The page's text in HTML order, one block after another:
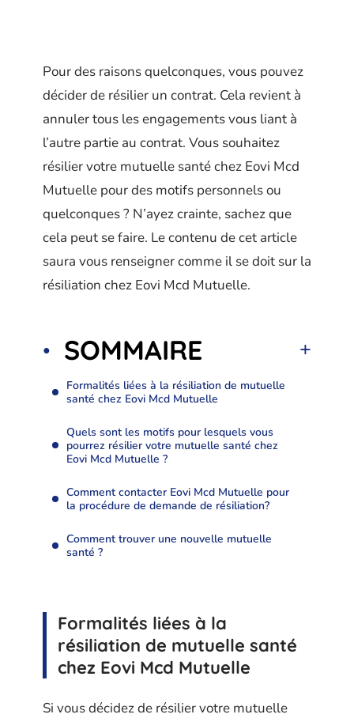
Pour des raisons quelconques, vous pouvez
décider de résilier un contrat. Cela revient à
annuler tous les engagements vous liant à
l’autre partie au contrat. Vous souhaitez
résilier votre mutuelle santé chez Eovi Mcd
Mutuelle pour des motifs personnels ou
quelconques ? N’ayez crainte, sachez que
cela peut se faire. Le contenu de cet article
saura vous renseigner comme il se doit sur la
résiliation chez Eovi Mcd Mutuelle.
SOMMAIRE
Formalités liées à la résiliation de mutuelle
santé chez Eovi Mcd Mutuelle
Quels sont les motifs pour lesquels vous
pourrez résilier votre mutuelle santé chez
Eovi Mcd Mutuelle ?
Comment contacter Eovi Mcd Mutuelle pour
la procédure de demande de résiliation?
Comment trouver une nouvelle mutuelle
santé ?
Formalités liées à la
résiliation de mutuelle santé
chez Eovi Mcd Mutuelle
Si vous décidez de résilier votre mutuelle